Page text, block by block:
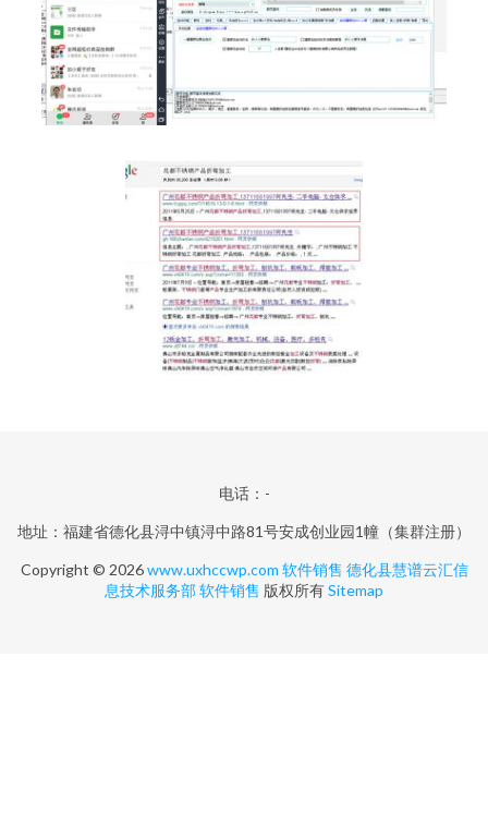
电话：-
地址：福建省德化县浔中镇浔中路81号安成创业园1幢（集群注册）
Copyright © 2026www.uxhccwp.com 软件销售 德化县慧谱云汇信
息技术服务部软件销售 版权所有Sitemap